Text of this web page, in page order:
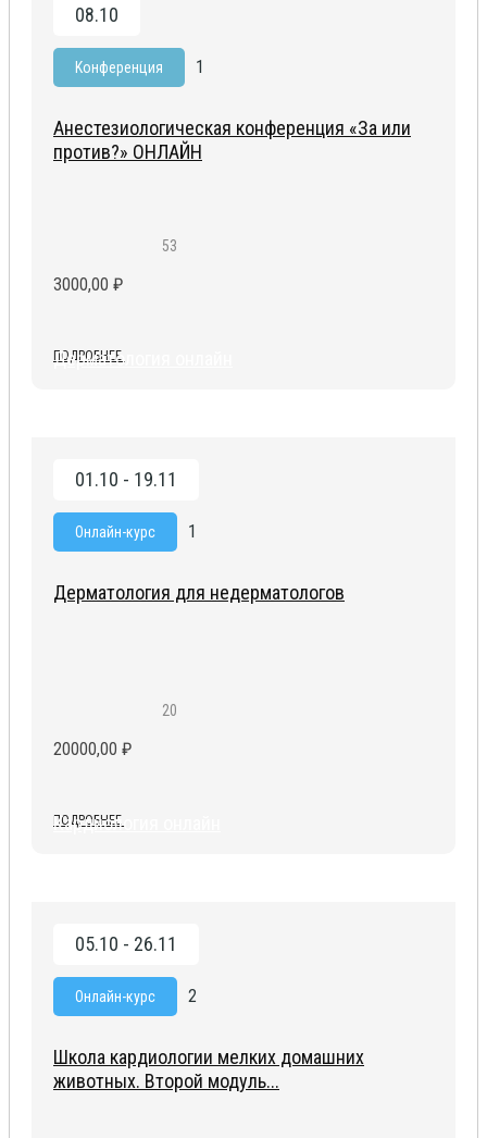
08.10
Kонференция 1
53
Анестезиологическая конференция «За или
против?» ОНЛАЙН
3000,00 ₽
ПОДРОБНЕЕ
01.10 - 19.11
Онлайн-курс 1
20
Дерматология онлайн
Дерматология для недерматологов
20000,00 ₽
ПОДРОБНЕЕ
05.10 - 26.11
Онлайн-курс 2
Кардиология онлайн
Школа кардиологии мелких домашних
животных. Второй модуль...